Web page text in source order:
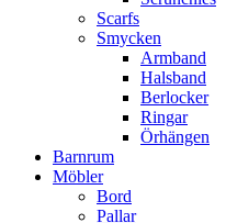
Scarfs
Smycken
Armband
Halsband
Berlocker
Ringar
Örhängen
Barnrum
Möbler
Bord
Pallar